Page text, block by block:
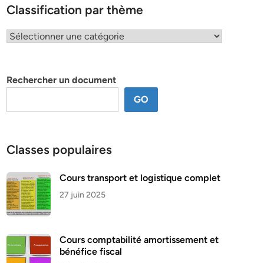
Classification par thème
Classification
Rechercher un document
GO
Classes populaires
Cours transport et logistique complet
27 juin 2025
Cours comptabilité amortissement et
bénéfice fiscal